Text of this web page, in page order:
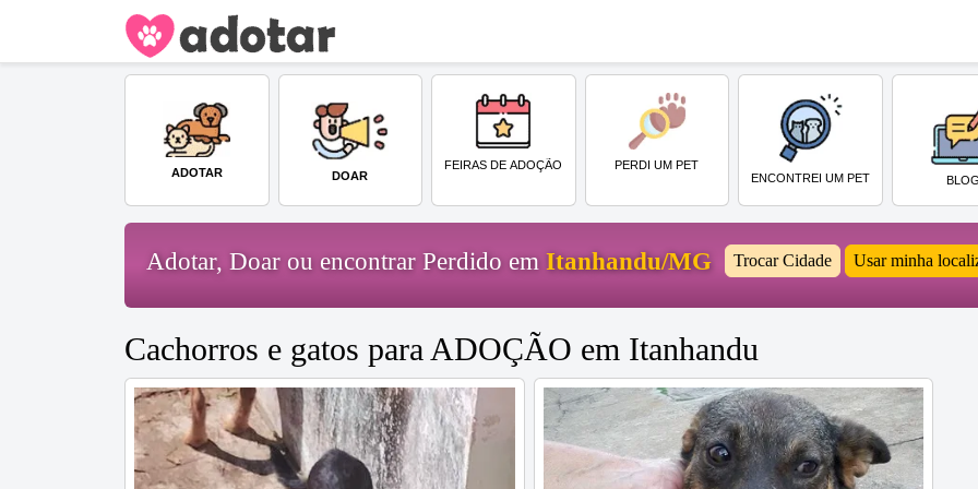
ADOTAR DOAR
FEIRAS DE ADOÇÃO
PERDI UM PET
ENCONTREI UM PET
BLOG
Adotar, Doar ou encontrar Perdido em Itanhandu/MG Trocar Cidade Usar minha
Cachorros e gatos para ADOÇÃO em Itanhandu